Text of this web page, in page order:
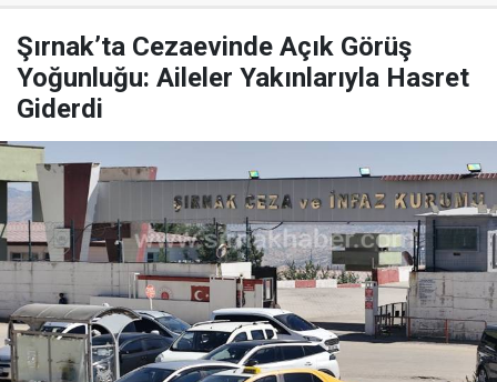
Şırnak’ta Cezaevinde Açık Görüş
Yoğunluğu: Aileler Yakınlarıyla Hasret
Giderdi